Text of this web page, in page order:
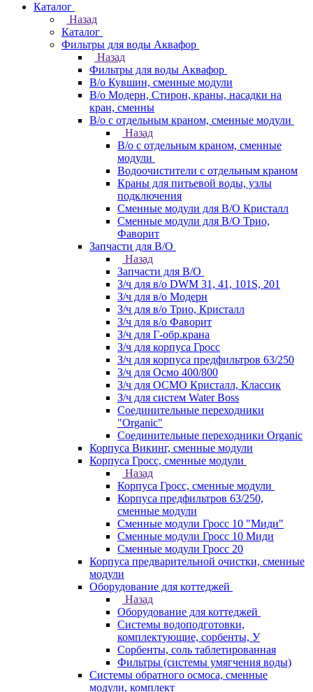
Каталог
Назад
Каталог
Фильтры для воды Аквафор
Назад
Фильтры для воды Аквафор
В/о Кувшин, сменные модули
В/о Модерн, Стирон, краны, насадки на
кран, сменны
В/о с отдельным краном, сменные модули
Назад
В/о с отдельным краном, сменные
модули
Водоочистители с отдельным краном
Краны для питьевой воды, узлы
подключения
Сменные модули для В/О Кристалл
Сменные модули для В/О Трио,
Фаворит
Запчасти для В/О
Назад
Запчасти для В/О
З/ч для в/о DWM 31, 41, 101S, 201
З/ч для в/о Модерн
З/ч для в/о Трио, Кристалл
З/ч для в/о Фаворит
З/ч для Г-обр.крана
З/ч для корпуса Гросс
З/ч для корпуса предфильтров 63/250
З/ч для Осмо 400/800
З/ч для ОСМО Кристалл, Классик
З/ч для систем Water Boss
Соединительные переходники
"Organic"
Соединительные переходники Organic
Корпуса Викинг, сменные модули
Корпуса Гросс, сменные модули
Назад
Корпуса Гросс, сменные модули
Корпуса предфильтров 63/250,
сменные модули
Сменные модули Гросс 10 "Миди"
Сменные модули Гросс 10 Миди
Сменные модули Гросс 20
Корпуса предварительной очистки, сменные
модули
Оборудование для коттеджей
Назад
Оборудование для коттеджей
Системы водоподготовки,
комплектующие, сорбенты, У
Сорбенты, соль таблетированная
Фильтры (системы умягчения воды)
Системы обратного осмоса, сменные
модули, комплект